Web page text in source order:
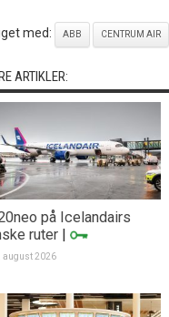
med: ABB CENTRUM AIR
ARTIKLER:
på Icelandairs
ruter |
august 2026